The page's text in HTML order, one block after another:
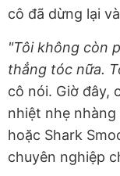
cô đã dừng lại
"Tôi không còn
thẳng tóc nữa.
cô nói. Giờ đây,
nhiệt nhẹ
hoặc Shark
chuyên nghiệp